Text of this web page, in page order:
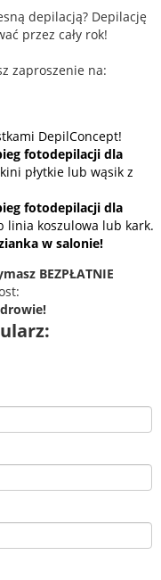
depilacją? Depilację
przez cały rok!
zaproszenie na:
DepilConcept!
fotodepilacji dla
płytkie lub wąsik z
fotodepilacji dla
linia koszulowa lub kark.
w salonie!
BEZPŁATNIE